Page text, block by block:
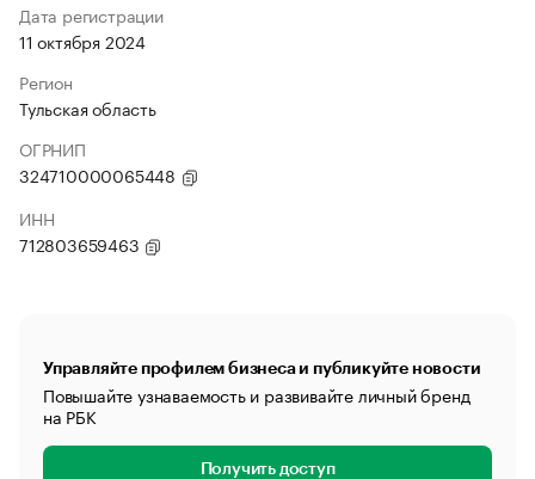
Дата регистрации
11 октября 2024
Регион
Тульская область
ОГРНИП
324710000065448
ИНН
712803659463
Управляйте профилем бизнеса и публикуйте новости
Повышайте узнаваемость и развивайте личный бренд
на РБК
Получить доступ